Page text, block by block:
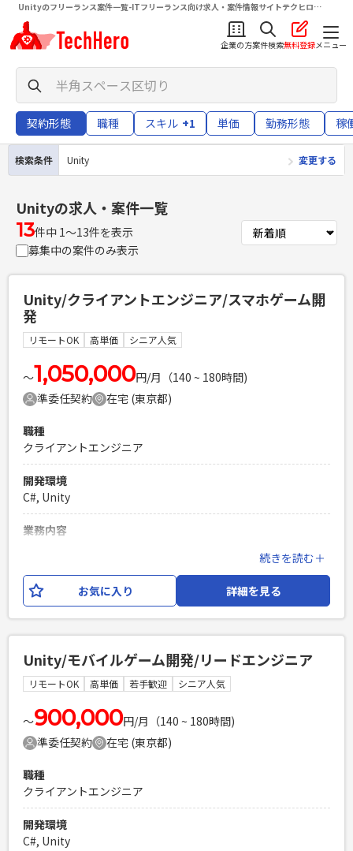
Unityのフリーランス案件一覧-ITフリーランス向け求人・案件情報サイトテクヒロ
（TechHero）
企業の方案件検索無料登録メニュー
契約形態 職種 スキル +1 単価 勤務形態 稼
検索条件 Unity 変更する
Unityの求人・案件一覧
13件中 1〜13件を表示
募集中の案件のみ表示
Unity/クライアントエンジニア/スマホゲーム開
発
リモートOK 高単価 シニア人気
〜1,050,000円/月（140 ~ 180時間)
準委任契約
在宅 (東京都)
職種
クライアントエンジニア
開発環境
C#, Unity
業務内容
ア（Unity）としてご参画いただける方を募集いたします。
必須スキル
PHPを用いたWebサービスの開発経験4年以上
Laravelを用いた開発経験1年以上
続きを読む＋
お気に入り 詳細を見る
Unity/モバイルゲーム開発/リードエンジニア
リモートOK 高単価 若手歓迎 シニア人気
〜900,000円/月（140 ~ 180時間)
準委任契約
在宅 (東京都)
職種
クライアントエンジニア
開発環境
C#, Unity